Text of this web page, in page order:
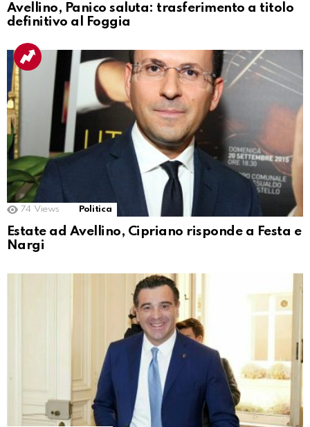
Avellino, Panico saluta: trasferimento a titolo
definitivo al Foggia
74 Views Politica
Estate ad Avellino, Cipriano risponde a Festa e
Nargi